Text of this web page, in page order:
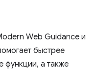
Web Guidance и
быстрее
функции, а также